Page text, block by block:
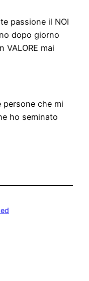
passione il NOI
dopo giorno
mai
che mi
ho seminato